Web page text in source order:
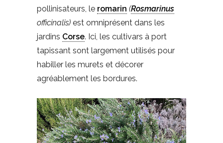
pollinisateurs, le romarin (Rosmarinus
officinalis) est omniprésent dans les
jardins Corse. Ici, les cultivars à port
tapissant sont largement utilisés pour
habiller les murets et décorer
agréablement les bordures.